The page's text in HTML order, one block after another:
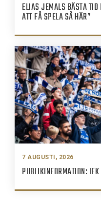
ELIAS JEMALS BÄSTA
ATT FÅ SPELA SÅ HÄR”
7 AUGUSTI, 2026
PUBLIKINFORMATION: